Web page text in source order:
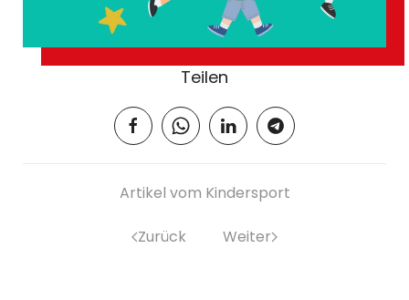
Teilen
Artikel vom Kindersport
Zurück Weiter